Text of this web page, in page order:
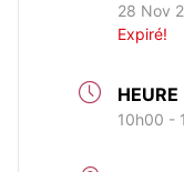
28 Nov
Expiré!
HEURE
10h00 -